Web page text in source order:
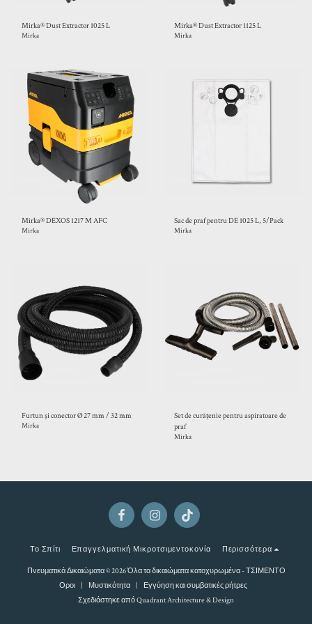
Mirka® Dust Extractor 1025 L
Mirka
Mirka® Dust Extractor 1125 L
Mirka
Mirka® DEXOS 1217 M AFC
Mirka
Sac de praf pentru DE 1025 L, 5/Pack
Mirka
Furtun și conector Ø 27 mm / 32 mm
Mirka
Set de curățenie pentru aspiratoare de
praf
Mirka
Το Σπίτι Επαγγελματική Μικροτσιμεντοκονία Περισσότερα
Πνευματικά Δικαιώματα © 2026 Όλα τα δικαιώματα κατοχυρωμένα -ΤΣΙΜΕΝΤΟ
Οροι | Μυστικότητα | Εγγύηση και συμβατικές ρήτρες
Σχεδιάστηκε απόQuadrant Architecture & Design